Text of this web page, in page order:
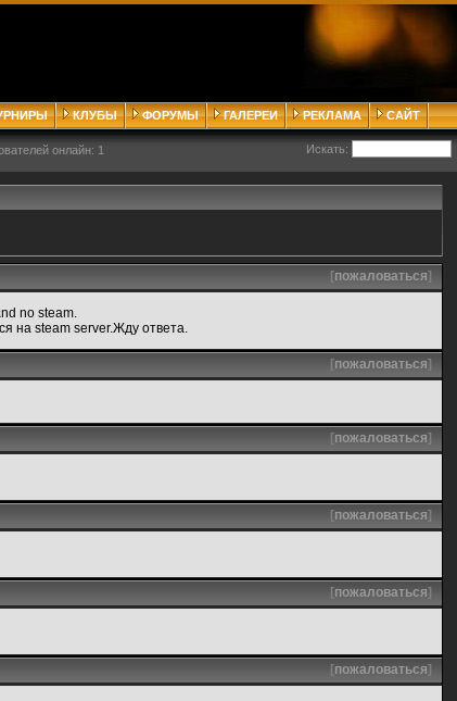
КЛУБЫ ФОРУМЫ ГАЛЕРЕИ РЕКЛАМА САЙТ
онлайн: 1 Искать:
[пожаловаться]
no steam.
на steam server.Жду ответа.
[пожаловаться]
[пожаловаться]
[пожаловаться]
[пожаловаться]
[пожаловаться]